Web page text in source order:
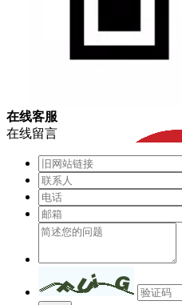
在线客服
在线留言